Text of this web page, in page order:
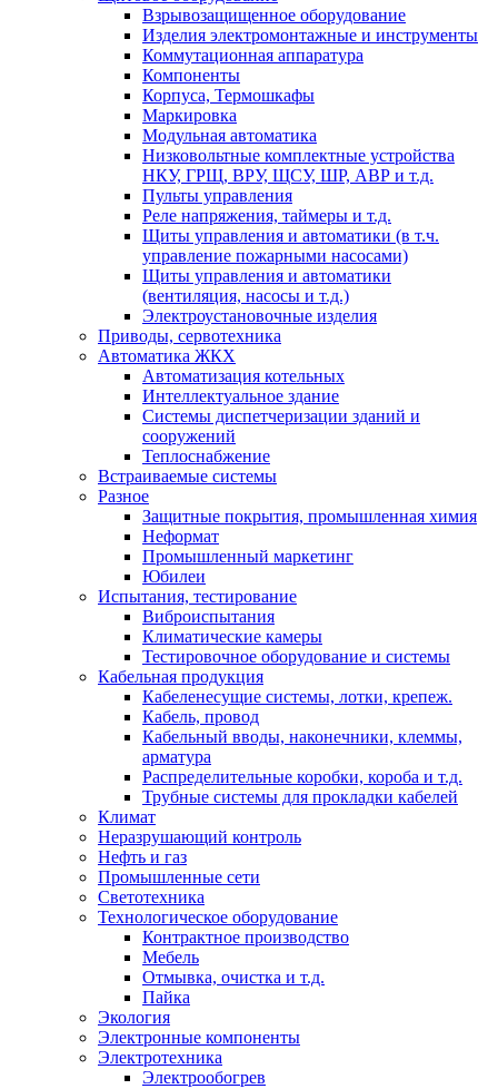
Взрывозащищенное оборудование
Изделия электромонтажные и инструменты
Коммутационная аппаратура
Компоненты
Корпуса, Термошкафы
Маркировка
Модульная автоматика
Низковольтные комплектные устройства
НКУ, ГРЩ, ВРУ, ЩСУ, ШР, АВР и т.д.
Пульты управления
Реле напряжения, таймеры и т.д.
Щиты управления и автоматики (в т.ч.
управление пожарными насосами)
Щиты управления и автоматики
(вентиляция, насосы и т.д.)
Электроустановочные изделия
Приводы, сервотехника
Автоматика ЖКХ
Автоматизация котельных
Интеллектуальное здание
Системы диспетчеризации зданий и
сооружений
Теплоснабжение
Встраиваемые системы
Разное
Защитные покрытия, промышленная химия
Неформат
Промышленный маркетинг
Юбилеи
Испытания, тестирование
Виброиспытания
Климатические камеры
Тестировочное оборудование и системы
Кабельная продукция
Кабеленесущие системы, лотки, крепеж.
Кабель, провод
Кабельный вводы, наконечники, клеммы,
арматура
Распределительные коробки, короба и т.д.
Трубные системы для прокладки кабелей
Климат
Неразрушающий контроль
Нефть и газ
Промышленные сети
Светотехника
Технологическое оборудование
Контрактное производство
Мебель
Отмывка, очистка и т.д.
Пайка
Экология
Электронные компоненты
Электротехника
Электрообогрев